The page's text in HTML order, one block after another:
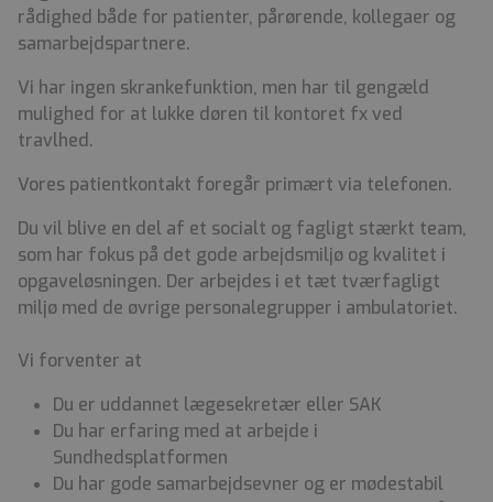
rådighed både for patienter, pårørende, kollegaer og
samarbejdspartnere.
Vi har ingen skrankefunktion, men har til gengæld
mulighed for at lukke døren til kontoret fx ved
travlhed.
Vores patientkontakt foregår primært via telefonen.
Du vil blive en del af et socialt og fagligt stærkt team,
som har fokus på det gode arbejdsmiljø og kvalitet i
opgaveløsningen. Der arbejdes i et tæt tværfagligt
miljø med de øvrige personalegrupper i ambulatoriet.
Vi forventer at
Du er uddannet lægesekretær eller SAK
Du har erfaring med at arbejde i
Sundhedsplatformen
Du har gode samarbejdsevner og er mødestabil